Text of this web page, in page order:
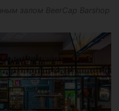
залом BeerCap Barshop